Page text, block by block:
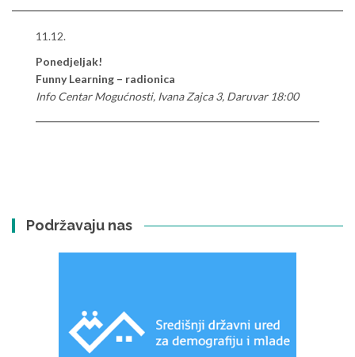
11.12.
Ponedjeljak!
Funny Learning – radionica
Info Centar Mogućnosti, Ivana Zajca 3, Daruvar 18:00
Podržavaju nas